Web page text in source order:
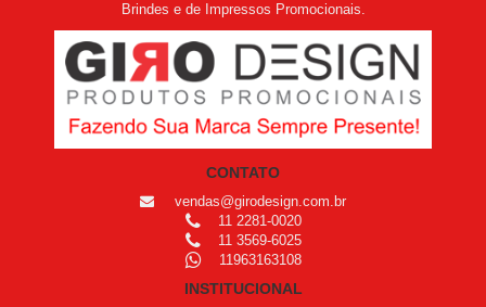
Brindes e de Impressos Promocionais.
CONTATO
vendas@girodesign.com.br
11 2281-0020
11 3569-6025
11963163108
INSTITUCIONAL